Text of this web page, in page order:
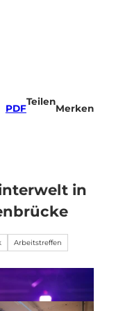
PDF
Teilen
Merken
in
Arbeitstreffen